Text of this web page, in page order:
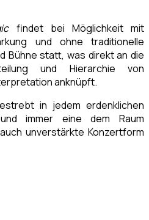
findet bei Möglichkeit mit
und ohne traditionelle
Bühne statt, was direkt an die
und Hierarchie von
anknüpft.
in jedem erdenklichen
immer eine dem Raum
unverstärkte Konzertform